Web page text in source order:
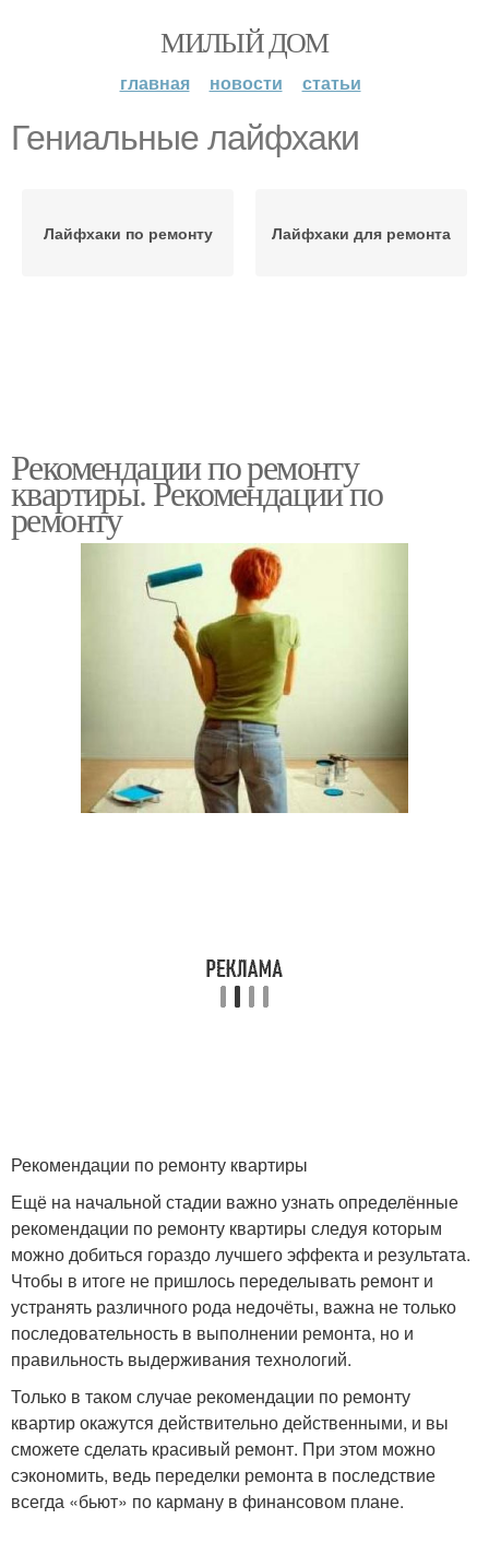
МИЛЫЙ ДОМ
главная новости статьи
Гениальные лайфхаки
Лайфхаки по ремонту Лайфхаки для ремонта
Рекомендации по ремонту
квартиры. Рекомендации по
ремонту
Рекомендации по ремонту квартиры
Ещё на начальной стадии важно узнать определённые
рекомендации по ремонту квартиры следуя которым
можно добиться гораздо лучшего эффекта и результата.
Чтобы в итоге не пришлось переделывать ремонт и
устранять различного рода недочёты, важна не только
последовательность в выполнении ремонта, но и
правильность выдерживания технологий.
Только в таком случае рекомендации по ремонту
квартир окажутся действительно действенными, и вы
сможете сделать красивый ремонт. При этом можно
сэкономить, ведь переделки ремонта в последствие
всегда «бьют» по карману в финансовом плане.